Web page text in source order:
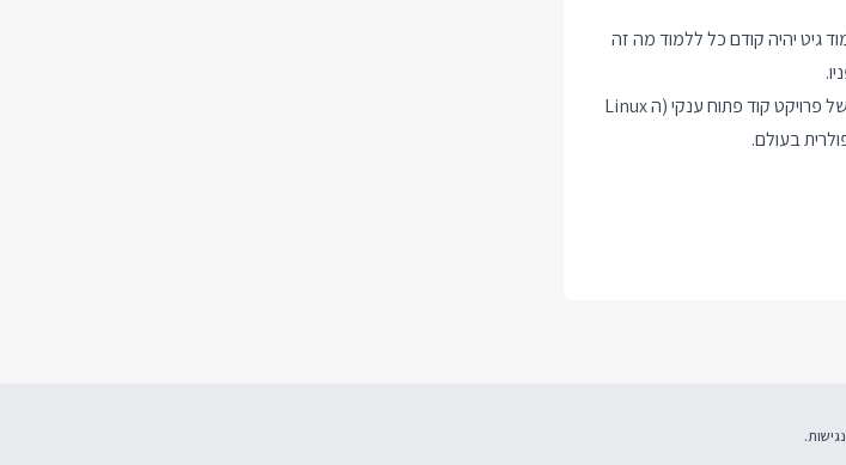
גיט יהיה קודם כל ללמוד מה זה
בתור מערכת ניהול גירסאות, גיט הוא מערכת ניהול גירסאות מבוזרת והוא נועד קודם כל לנהל גירסאות של פרויקט קוד פתוח ענקי (ה Linux
.